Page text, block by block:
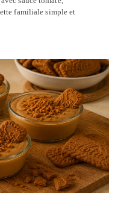
familiale simple et